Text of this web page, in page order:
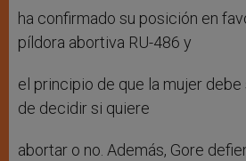
ha confirmado su posición en
píldora abortiva RU-486 y
el principio de que la mujer
de decidir si quiere
abortar o no. Además, Gore